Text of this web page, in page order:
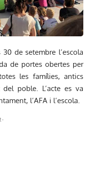
de setembre l’escola
de portes obertes per
les famílies, antics
poble. L’acte es va
l’AFA i l’escola.
-